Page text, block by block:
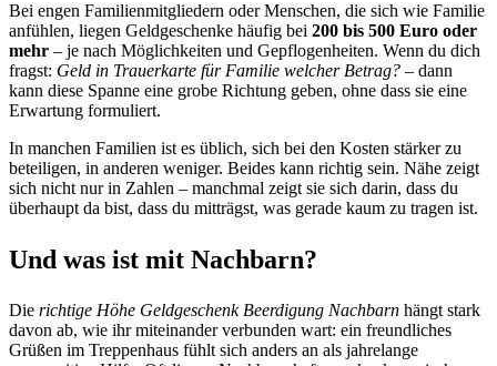
Bei engen Familienmitgliedern oder Menschen, die sich wie Familie
anfühlen, liegen Geldgeschenke häufig bei 200 bis 500 Euro oder
mehr – je nach Möglichkeiten und Gepflogenheiten. Wenn du dich
fragst: Geld in Trauerkarte für Familie welcher Betrag? – dann
kann diese Spanne eine grobe Richtung geben, ohne dass sie eine
Erwartung formuliert.
In manchen Familien ist es üblich, sich bei den Kosten stärker zu
beteiligen, in anderen weniger. Beides kann richtig sein. Nähe zeigt
sich nicht nur in Zahlen – manchmal zeigt sie sich darin, dass du
überhaupt da bist, dass du mitträgst, was gerade kaum zu tragen ist.
Und was ist mit Nachbarn?
Die richtige Höhe Geldgeschenk Beerdigung Nachbarn hängt stark
davon ab, wie ihr miteinander verbunden wart: ein freundliches
Grüßen im Treppenhaus fühlt sich anders an als jahrelange